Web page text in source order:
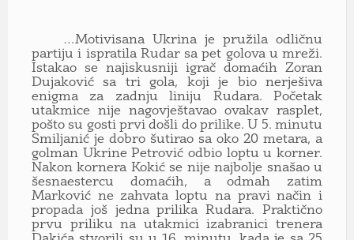
…Motivisana Ukrina je pružila odličnu
partiju i ispratila Rudar sa pet golova u mreži.
Istakao se najiskusniji igrač domaćih Zoran
Dujaković sa tri gola, koji je bio nerješiva
enigma za zadnju liniju Rudara. Početak
utakmice nije nagovještavao ovakav rasplet,
pošto su gosti prvi došli do prilike. U 5. minutu
Smiljanić je dobro šutirao sa oko 20 metara, a
golman Ukrine Petrović odbio loptu u korner.
Nakon kornera Kokić se nije najbolje snašao u
šesnaestercu domaćih, a odmah zatim
Marković ne zahvata loptu na pravi način i
propada još jedna prilika Rudara. Praktično
prvu priliku na utakmici izabranici trenera